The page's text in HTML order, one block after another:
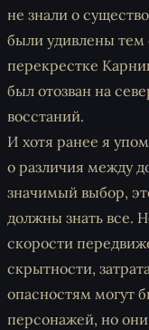
не знали о
были удивлены тем
перекрестке
был отозван на
восстаний.
И хотя ранее я
о различия между
значимый выбор,
должны знать все.
скорости
скрытности,
опасностям могут
персонажей, но